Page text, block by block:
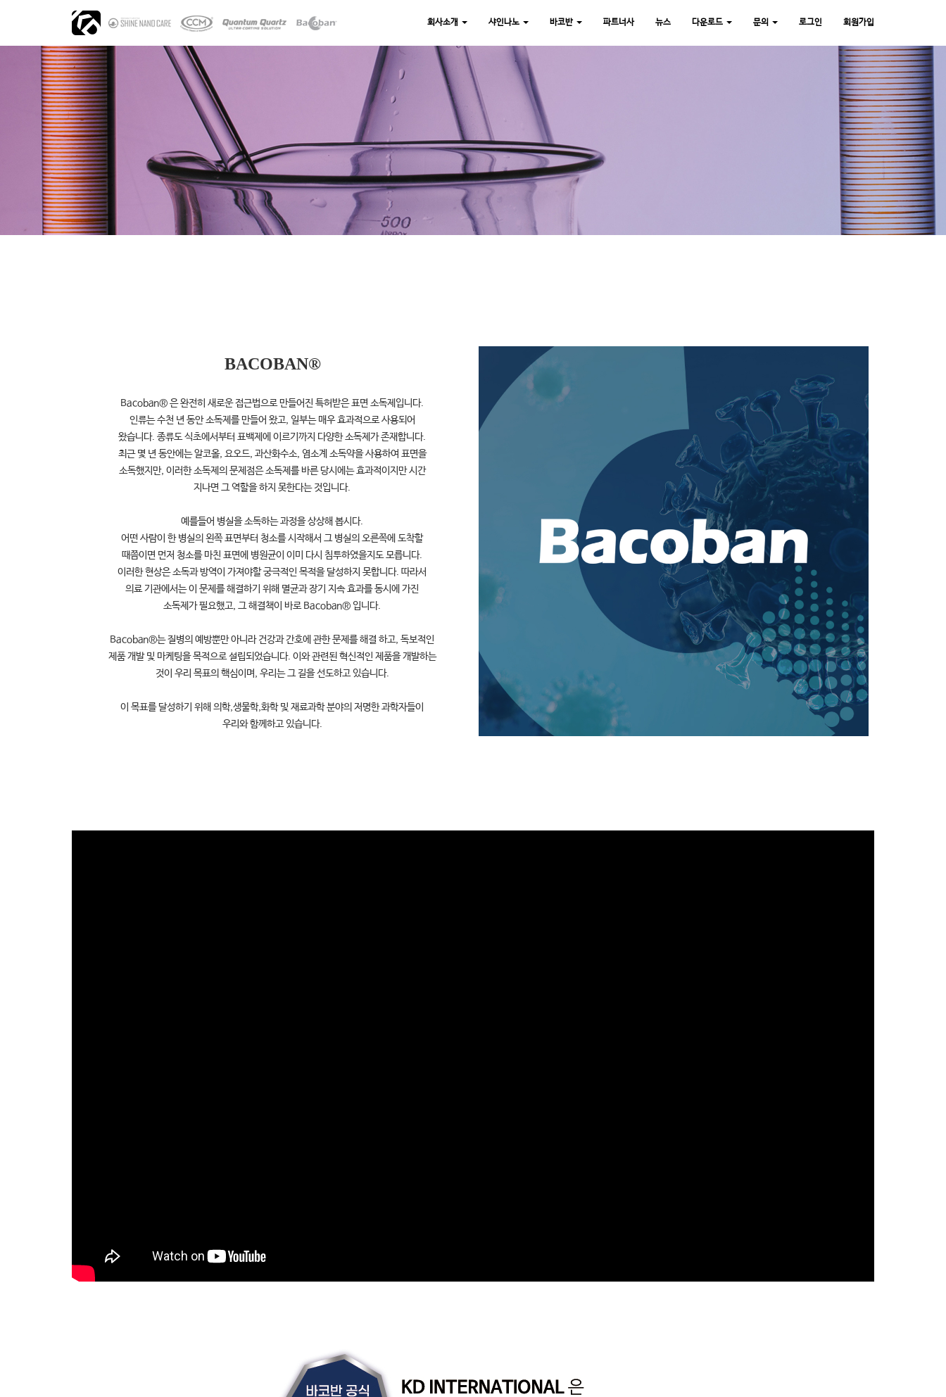
회사소개 샤인나노 바코반 파트너사 뉴스 다운로드 문의 로그인 회원가입
BACOBAN®
Bacoban® 은 완전히 새로운 접근법으로 만들어진 특허받은 표면 소독제입니다.
인류는 수천 년 동안 소독제를 만들어 왔고, 일부는 매우 효과적으로 사용되어
왔습니다. 종류도 식초에서부터 표백제에 이르기까지 다양한 소독제가 존재합니다.
최근 몇 년 동안에는 알코올, 요오드, 과산화수소, 염소계 소독약을 사용하여 표면을
소독했지만, 이러한 소독제의 문제점은 소독제를 바른 당시에는 효과적이지만 시간
지나면 그 역할을 하지 못한다는 것입니다.
예를들어 병실을 소독하는 과정을 상상해 봅시다.
어떤 사람이 한 병실의 왼쪽 표면부터 청소를 시작해서 그 병실의 오른쪽에 도착할
때쯤이면 먼저 청소를 마친 표면에 병원균이 이미 다시 침투하였을지도 모릅니다.
이러한 현상은 소독과 방역이 가져야할 궁극적인 목적을 달성하지 못합니다. 따라서
의료 기관에서는 이 문제를 해결하기 위해 멸균과 장기 지속 효과를 동시에 가진
소독제가 필요했고, 그 해결책이 바로 Bacoban® 입니다.
Bacoban®는 질병의 예방뿐만 아니라 건강과 간호에 관한 문제를 해결 하고, 독보적인
제품 개발 및 마케팅을 목적으로 설립되었습니다. 이와 관련된 혁신적인 제품을 개발하는
것이 우리 목표의 핵심이며, 우리는 그 길을 선도하고 있습니다.
이 목표를 달성하기 위해 의학,생물학,화학 및 재료과학 분야의 저명한 과학자들이
우리와 함께하고 있습니다.